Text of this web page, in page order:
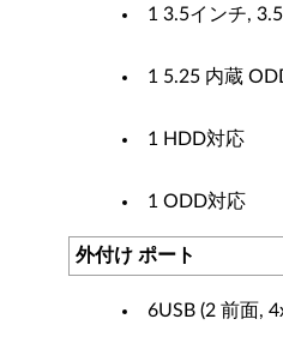
1 3.5インチ,
1 5.25 内蔵
1 HDD対応
1 ODD対応
外付け ポート
6USB (2 前面,